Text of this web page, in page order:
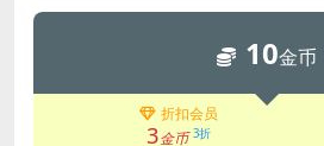
10金币
折扣会员
3金币 3折